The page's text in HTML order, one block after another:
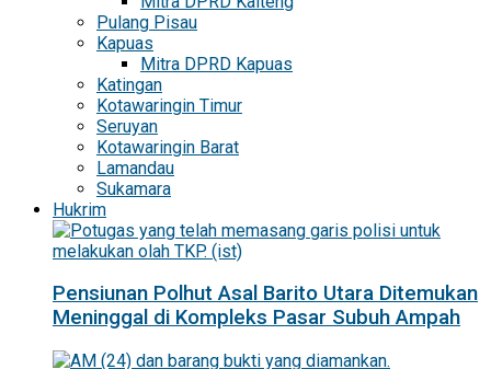
Pulang Pisau
Kapuas
Mitra DPRD Kapuas
Katingan
Kotawaringin Timur
Seruyan
Kotawaringin Barat
Lamandau
Sukamara
Hukrim
Pensiunan Polhut Asal Barito Utara Ditemukan
Meninggal di Kompleks Pasar Subuh Ampah